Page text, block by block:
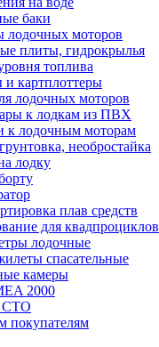
баки
лодочных моторов
плиты, гидрокрылья
топлива
и картплоттеры
лодочных моторов
к лодкам из ПВХ
к лодочным моторам
необростайка
лодку
плав средств
для квадпроциклов
лодочные
спасательные
камеры
2000
СТО
покупателям